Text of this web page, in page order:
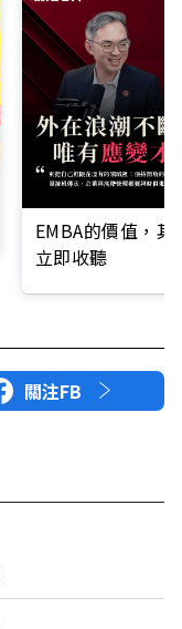
EMBA的價值，
立即收聽
關注FB